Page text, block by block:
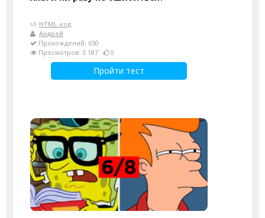
HTML-код
Андрей
Прохождений: 650
Просмотров: 3 187
0
Пройти тест